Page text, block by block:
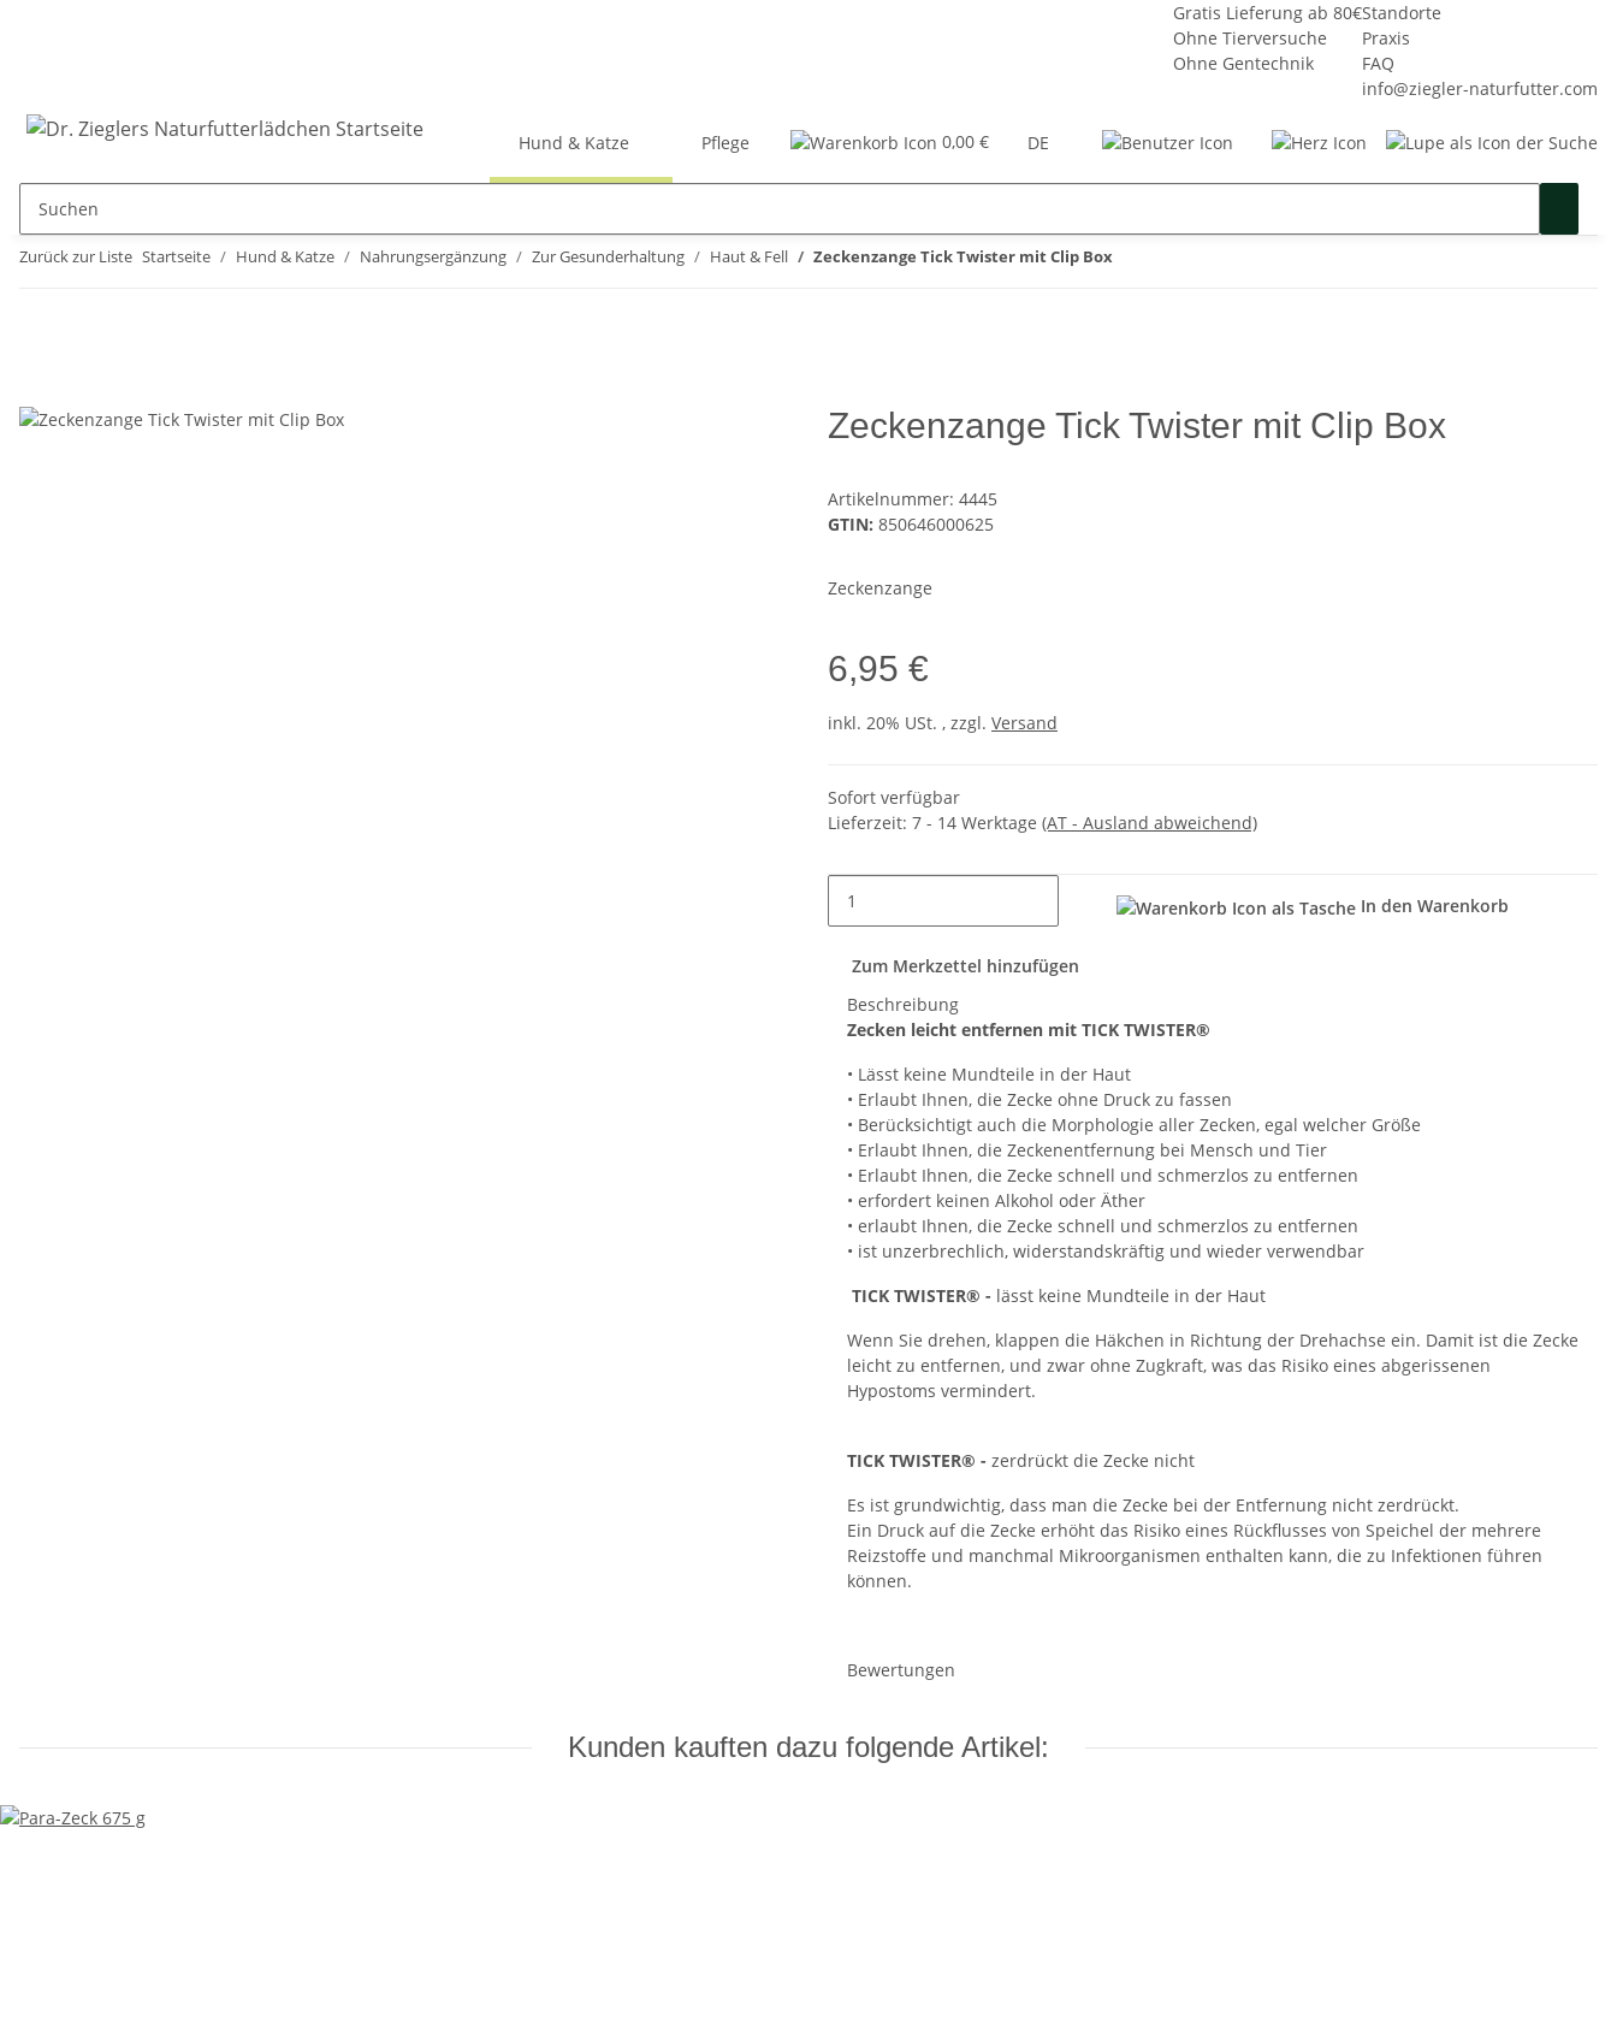
Gratis Lieferung ab 80€
Ohne Tierversuche
Ohne Gentechnik
Standorte
Praxis
FAQ
info@ziegler-naturfutter.com
0,00 € DE
Hund & Katze Pflege Zubehör Bücher Seminare Gutschein SALE %
Zurück zur Liste Startseite Hund & Katze Nahrungsergänzung Zur Gesunderhaltung Haut & Fell Zeckenzange Tick Twister mit Clip Box
Zeckenzange Tick Twister mit Clip Box
Artikelnummer: 4445
GTIN: 850646000625
Zeckenzange
6,95 €
inkl. 20% USt. , zzgl. Versand
Sofort verfügbar
Lieferzeit: 7 - 14 Werktage (AT - Ausland abweichend)
In den Warenkorb
Zum Merkzettel hinzufügen
Beschreibung
Zecken leicht entfernen mit TICK TWISTER®
• Lässt keine Mundteile in der Haut
• Erlaubt Ihnen, die Zecke ohne Druck zu fassen
• Berücksichtigt auch die Morphologie aller Zecken, egal welcher Größe
• Erlaubt Ihnen, die Zeckenentfernung bei Mensch und Tier
• Erlaubt Ihnen, die Zecke schnell und schmerzlos zu entfernen
• erfordert keinen Alkohol oder Äther
• erlaubt Ihnen, die Zecke schnell und schmerzlos zu entfernen
• ist unzerbrechlich, widerstandskräftig und wieder verwendbar
TICK TWISTER® - lässt keine Mundteile in der Haut
Wenn Sie drehen, klappen die Häkchen in Richtung der Drehachse ein. Damit ist die Zecke
leicht zu entfernen, und zwar ohne Zugkraft, was das Risiko eines abgerissenen
Hypostoms vermindert.
TICK TWISTER® - zerdrückt die Zecke nicht
Es ist grundwichtig, dass man die Zecke bei der Entfernung nicht zerdrückt.
Ein Druck auf die Zecke erhöht das Risiko eines Rückflusses von Speichel der mehrere
Reizstoffe und manchmal Mikroorganismen enthalten kann, die zu Infektionen führen
können.
Bewertungen
Kunden kauften dazu folgende Artikel: